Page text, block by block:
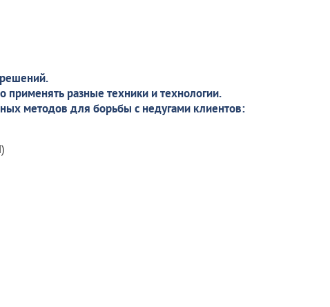
применять разные техники и технологии.
методов для борьбы с недугами клиентов: